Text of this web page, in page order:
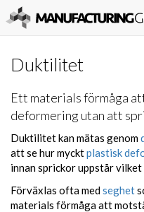
Duktilitet
Ett materials förmåga
deformering utan att
Duktilitet kan mätas genom
att se hur mycktplastisk
innan sprickor uppstår
Förväxlas ofta medseghet
materials förmåga att